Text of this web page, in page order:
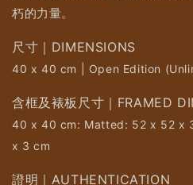
朽的力量。
尺寸｜DIMENSIONS
40 x 40 cm | Open Edition
含框及裱板尺寸｜FRAMED
40 x 40 cm: Matted: 52 x 52 x
x 3 cm
證明｜AUTHENTICATION